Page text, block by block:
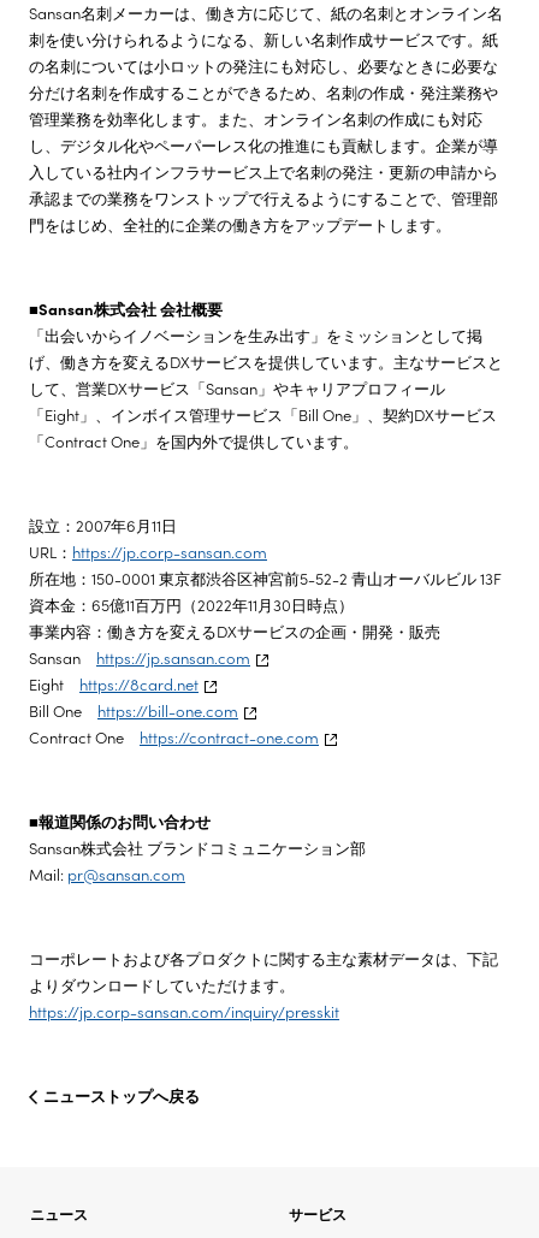
Sansan名刺メーカーは、働き方に応じて、紙の名刺とオンライン名
刺を使い分けられるようになる、新しい名刺作成サービスです。紙
の名刺については小ロットの発注にも対応し、必要なときに必要な
分だけ名刺を作成することができるため、名刺の作成・発注業務や
管理業務を効率化します。また、オンライン名刺の作成にも対応
し、デジタル化やペーパーレス化の推進にも貢献します。企業が導
入している社内インフラサービス上で名刺の発注・更新の申請から
承認までの業務をワンストップで行えるようにすることで、管理部
門をはじめ、全社的に企業の働き方をアップデートします。
■Sansan株式会社 会社概要
「出会いからイノベーションを生み出す」をミッションとして掲
げ、働き方を変えるDXサービスを提供しています。主なサービスと
して、営業DXサービス「Sansan」やキャリアプロフィール
「Eight」、インボイス管理サービス「Bill One」、契約DXサービス
「Contract One」を国内外で提供しています。
設立：2007年6月11日
URL： https://jp.corp-sansan.com
所在地：150-0001 東京都渋谷区神宮前5-52-2 青山オーバルビル 13F
資本金：65億11百万円（2022年11月30日時点）
事業内容：働き方を変えるDXサービスの企画・開発・販売
Sansan https://jp.sansan.com
Eight https://8card.net
Bill One https://bill-one.com
Contract One https://contract-one.com
■報道関係のお問い合わせ
Sansan株式会社 ブランドコミュニケーション部
Mail: pr@sansan.com
コーポレートおよび各プロダクトに関する主な素材データは、下記
よりダウンロードしていただけます。
https://jp.corp-sansan.com/inquiry/presskit
ニューストップへ戻る
ニュース サービス